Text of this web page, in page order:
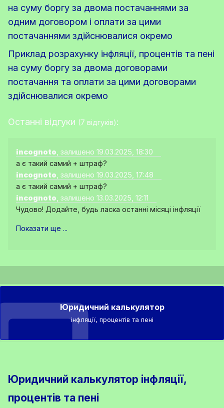
на суму боргу за двома постачаннями за
одним договором і оплати за цими
постачаннями здійснювалися окремо
Приклад розрахунку інфляції, процентів та пені
на суму боргу за двома договорами
постачання та оплати за цими договорами
здійснювалися окремо
Останні відгуки (7 відгуків):
incognoto , залишено 19.03.2025, 18:30
а є такий самий + штраф?
incognoto , залишено 19.03.2025, 17:48
а є такий самий + штраф?
incognoto , залишено 13.03.2025, 12:11
Чудово! Додайте, будь ласка останні місяці інфляції
Показати ще ...
Юридичний калькулятор
інфляції, процентів та пені
Юридичний калькулятор інфляції,
процентів та пені